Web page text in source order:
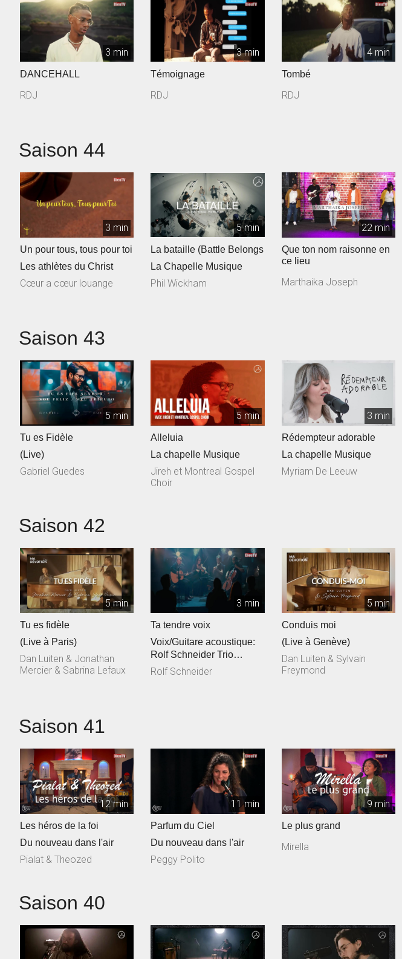
3 min
DANCEHALL
RDJ
3 min
Témoignage
RDJ
4 min
Tombé
RDJ
Saison 44
3 min
Un pour tous, tous pour toi
Les athlètes du Christ
Cœur a cœur louange
5 min
La bataille (Battle Belongs
La Chapelle Musique
Phil Wickham
22 min
Que ton nom raisonne en
ce lieu
Marthaika Joseph
Saison 43
5 min
Tu es Fidèle
(Live)
Gabriel Guedes
5 min
Alleluia
La chapelle Musique
Jireh et Montreal Gospel
Choir
3 min
Rédempteur adorable
La chapelle Musique
Myriam De Leeuw
Saison 42
5 min
Tu es fidèle
(Live à Paris)
Dan Luiten & Jonathan
Mercier & Sabrina Lefaux
3 min
Ta tendre voix
Voix/Guitare acoustique:
Rolf Schneider Trio
cordes: Philippe & Jessica
Rolf Schneider
5 min
Conduis moi
(Live à Genève)
Dan Luiten & Sylvain
Freymond
Saison 41
12 min
Les héros de la foi
Du nouveau dans l'air
Pialat & Theozed
11 min
Parfum du Ciel
Du nouveau dans l'air
Peggy Polito
9 min
Le plus grand
Mirella
Saison 40